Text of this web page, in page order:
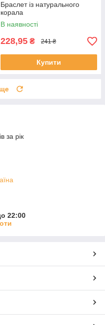
Браслет із натурального
корала
В наявності
228,95 ₴ 241 ₴
Купити
за рік
22:00